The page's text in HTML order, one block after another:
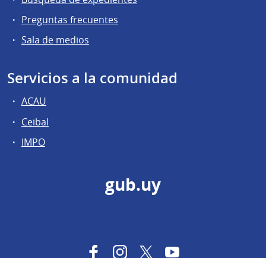
Preguntas frecuentes
Sala de medios
Servicios a la comunidad
ACAU
Ceibal
IMPO
gub.uy
FacebookInstagram
TwitterYouTube